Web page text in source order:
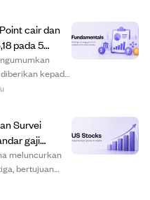
cair dan
pada 5
kepada
setelah
Survei
gaji
meluncurkan
bertujuan
industri crypto.